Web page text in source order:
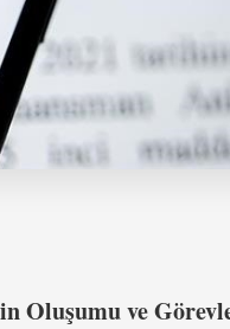
Oluşumu ve